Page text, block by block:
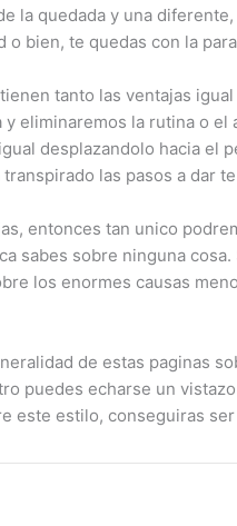
la quedada y una
bien, te quedas con la
tanto las ventajas
eliminaremos la rutina o
desplazandolo hacia
las pasos a dar
entonces tan unico
sabes sobre ninguna
los enormes causas
de estas paginas
puedes echarse un
este estilo, conseguiras